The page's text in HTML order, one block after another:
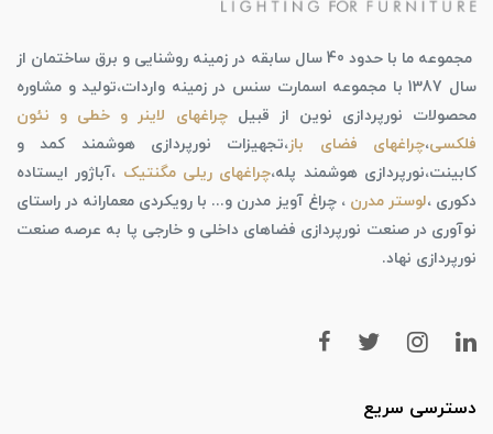
مجموعه ما با حدود 40 سال سابقه در زمینه روشنایی و برق ساختمان از
سال 1387 با مجموعه اسمارت سنس در زمینه واردات،تولید و مشاوره
محصولات نورپردازی نوین از قبیلچراغهای لاینر و خطی و نئون
فلکسی،چراغهای فضای باز،تجهیزات نورپردازی هوشمند کمد و
کابینت،نورپردازی هوشمند پله،چراغهای ریلی مگنتیک ،آباژور ایستاده
دکوری ،لوستر مدرن ، چراغ آویز مدرن و... با رویکردی معمارانه در راستای
نوآوری در صنعت نورپردازی فضاهای داخلی و خارجی پا به عرصه صنعت
نورپردازی نهاد.
دسترسی سریع